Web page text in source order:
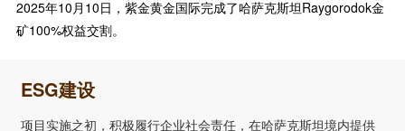
2025年10月10日，紫金黄金国际完成了哈萨克斯坦Raygorodok金
矿100%权益交割。
ESG建设
项目实施之初，积极履行企业社会责任，在哈萨克斯坦境内提供